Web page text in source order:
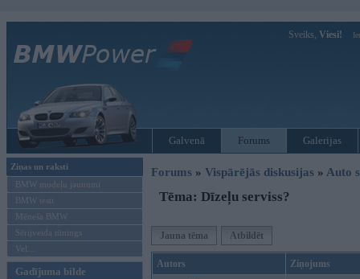
Sveiks, Viesi!
Galvenā Forums Galerijas
Ziņas un raksti
BMW modeļu jaunumi
BMW testi
Mēneša BMW
Sērijveida tūnings
Vel...
Gadījuma bilde
Forums » Vispārējās diskusijas » Auto
Tēma: Dīzeļu serviss?
Jauna tēma Atbildēt
Autors Ziņojums